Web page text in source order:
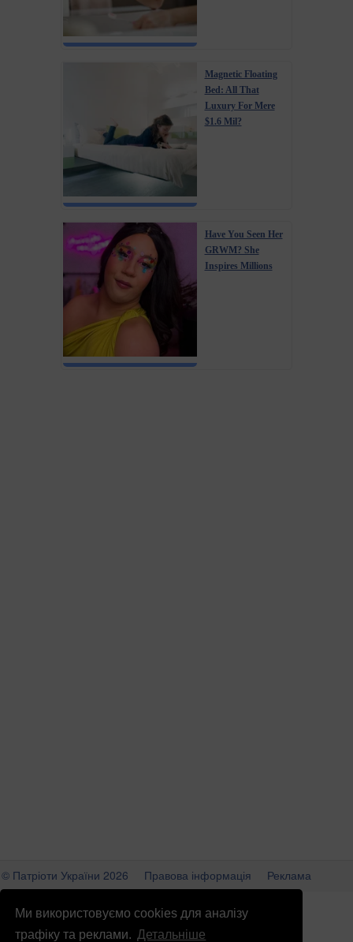
Ми використовуємо cookies для аналізу
трафіку та реклами. Детальніше
Magnetic Floating
Bed: All That
Luxury For Mere
$1.6 Mil?
Have You Seen Her
GRWM? She
Inspires Millions
© Патріоти України 2026 Правова інформація
Реклама